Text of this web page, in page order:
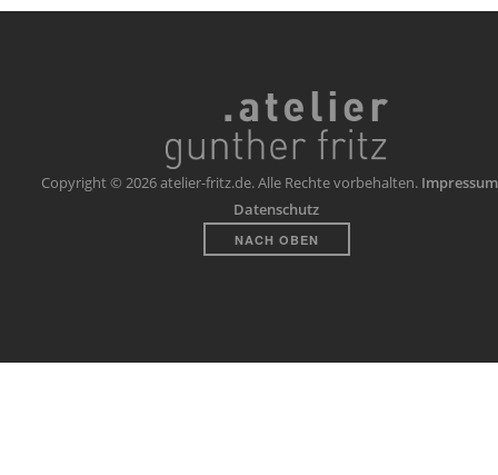
Copyright © 2026 atelier-fritz.de. Alle Rechte vorbehalten.
Datenschutz
NACH OBEN